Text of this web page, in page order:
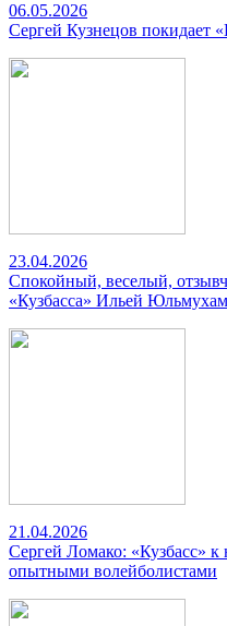
06.05.2026
Сергей Кузнецов покидает
23.04.2026
Спокойный, веселый,
«Кузбасса» Ильей
21.04.2026
Сергей Ломако: «Кузбасс» к
опытными волейболистами